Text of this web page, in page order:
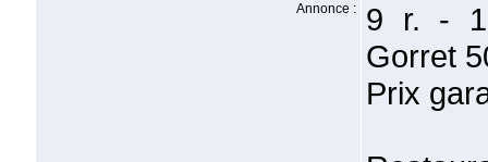
Annonce :
9 r. -
Gorret
Prix